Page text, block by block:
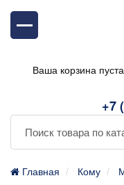
+7
Ваша корзина
Главная Кому